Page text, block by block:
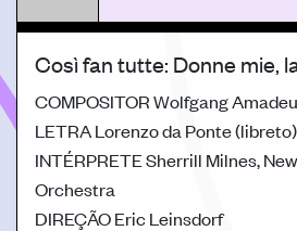
Così fan tutte: Donne mie,
COMPOSITORWolfgang
LETRALorenzo da Ponte (libreto)
INTÉRPRETESherrill Milnes,
Orchestra
DIREÇÃOEric Leinsdorf